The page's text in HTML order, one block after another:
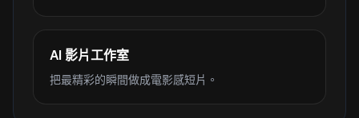
AI 影片工作室
把最精彩的瞬間做成電影感短片。